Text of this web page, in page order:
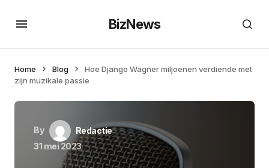
BizNews
Home Blog
Hoe Django Wagner miljoenen verdiende met
zijn muzikale passie
By
Redactie
31 mei 2023